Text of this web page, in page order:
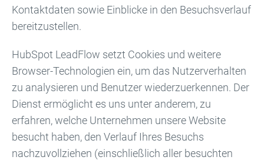
Kontaktdaten sowie Einblicke in den Besuchsverlauf
bereitzustellen.
HubSpot LeadFlow setzt Cookies und weitere
Browser-Technologien ein, um das Nutzerverhalten
zu analysieren und Benutzer wiederzuerkennen. Der
Dienst ermöglicht es uns unter anderem, zu
erfahren, welche Unternehmen unsere Website
besucht haben, den Verlauf Ihres Besuchs
nachzuvollziehen (einschließlich aller besuchten